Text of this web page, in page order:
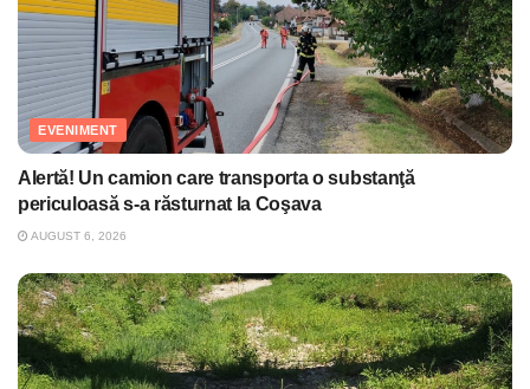
EVENIMENT
Alertă! Un camion care transporta o substanţă
periculoasă s-a răsturnat la Coşava
AUGUST 6, 2026